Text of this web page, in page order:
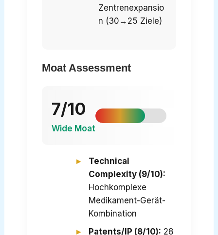
Zentrenexpansio
n (30→25 Ziele)
Moat Assessment
7/10
Wide Moat
Technical
Complexity (9/10):
Hochkomplexe
Medikament-Gerät-
Kombination
Patents/IP (8/10): 28